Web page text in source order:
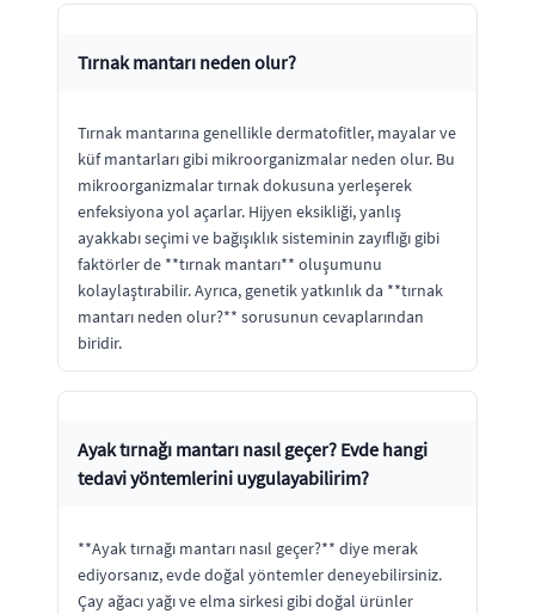
Tırnak mantarı neden olur?
Tırnak mantarına genellikle dermatofitler, mayalar ve
küf mantarları gibi mikroorganizmalar neden olur. Bu
mikroorganizmalar tırnak dokusuna yerleşerek
enfeksiyona yol açarlar. Hijyen eksikliği, yanlış
ayakkabı seçimi ve bağışıklık sisteminin zayıflığı gibi
faktörler de **tırnak mantarı** oluşumunu
kolaylaştırabilir. Ayrıca, genetik yatkınlık da **tırnak
mantarı neden olur?** sorusunun cevaplarından
biridir.
Ayak tırnağı mantarı nasıl geçer? Evde hangi
tedavi yöntemlerini uygulayabilirim?
**Ayak tırnağı mantarı nasıl geçer?** diye merak
ediyorsanız, evde doğal yöntemler deneyebilirsiniz.
Çay ağacı yağı ve elma sirkesi gibi doğal ürünler